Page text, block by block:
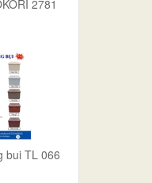
2781
bui TL 066